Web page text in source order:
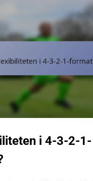
i 4-3-2-1-